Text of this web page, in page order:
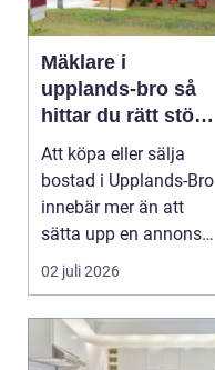
Mäklare i
upplands-bro så
hittar du rätt stöd
för din
bostadsaffär
Att köpa eller sälja
bostad i Upplands-Bro
innebär mer än att
sätta upp en annons
och vänta in bud. ...
02 juli 2026